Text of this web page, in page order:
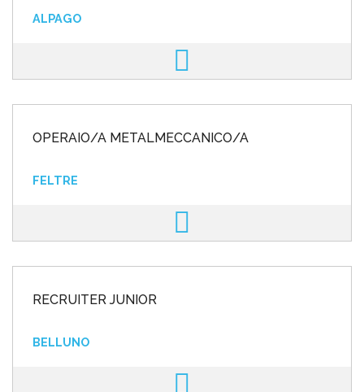
ALPAGO
OPERAIO/A METALMECCANICO/A
FELTRE
RECRUITER JUNIOR
BELLUNO